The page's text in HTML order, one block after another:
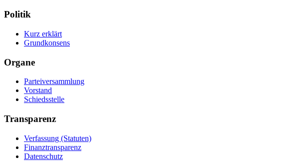
Politik
Kurz erklärt
Grundkonsens
Organe
Parteiversammlung
Vorstand
Schiedsstelle
Transparenz
Verfassung (Statuten)
Finanztransparenz
Datenschutz